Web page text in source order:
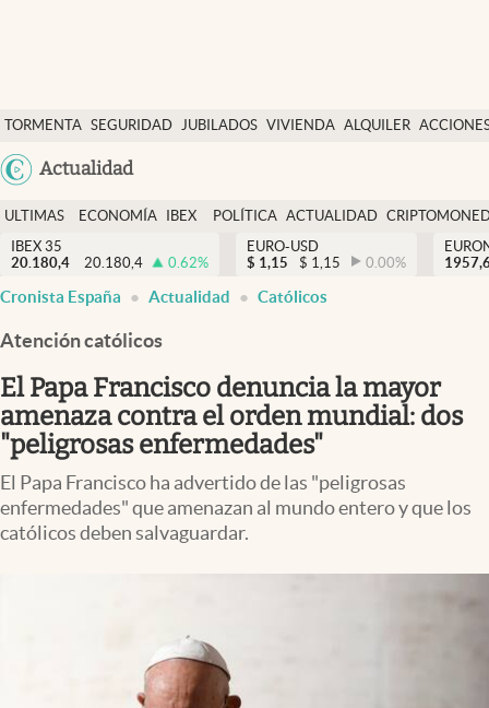
TORMENTA SEGURIDAD JUBILADOS VIVIENDA ALQUILER
USA
Actualidad
Economía y finanzas
Política
Actualidad
Criptomonedas
España
ULTIMAS
NOTICIAS
ECONOMÍA
FINANZAS
IBEX
EURO
POLÍTICA ACTUALIDAD
IBEX 35
20.180,4
20.180,4 0.62%
EURO-USD
$ 1,15 $ 1,15 0.00%
Cronista España Actualidad Católicos
Atención católicos
El Papa Francisco denuncia la mayor
amenaza contra el orden mundial: dos
"peligrosas enfermedades"
El Papa Francisco ha advertido de las "peligrosas
enfermedades" que amenazan al mundo entero y que los
católicos deben salvaguardar.